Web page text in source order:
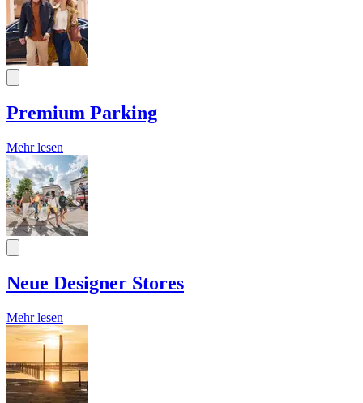
Premium Parking
Mehr lesen
Neue Designer Stores
Mehr lesen